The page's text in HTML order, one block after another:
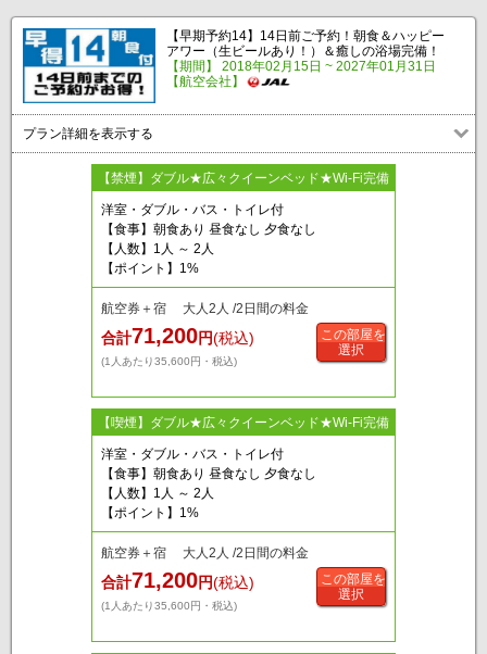
【早期予約14】14日前ご予約！朝食＆ハッピー
アワー（生ビールあり！）＆癒しの浴場完備！
【期間】 2018年02月15日 ~ 2027年01月31日
【航空会社】
プラン詳細を表示する
【禁煙】ダブル★広々クイーンベッド★Wi-Fi完備
洋室・ダブル・バス・トイレ付
【食事】朝食あり 昼食なし 夕食なし
【人数】1人 ～ 2人
【ポイント】1%
航空券＋宿 大人2人 /2日間の料金
合計71,200円(税込)
(1人あたり35,600円・税込)
この部屋を
選択
【喫煙】ダブル★広々クイーンベッド★Wi-Fi完備
洋室・ダブル・バス・トイレ付
【食事】朝食あり 昼食なし 夕食なし
【人数】1人 ～ 2人
【ポイント】1%
航空券＋宿 大人2人 /2日間の料金
合計71,200円(税込)
(1人あたり35,600円・税込)
この部屋を
選択